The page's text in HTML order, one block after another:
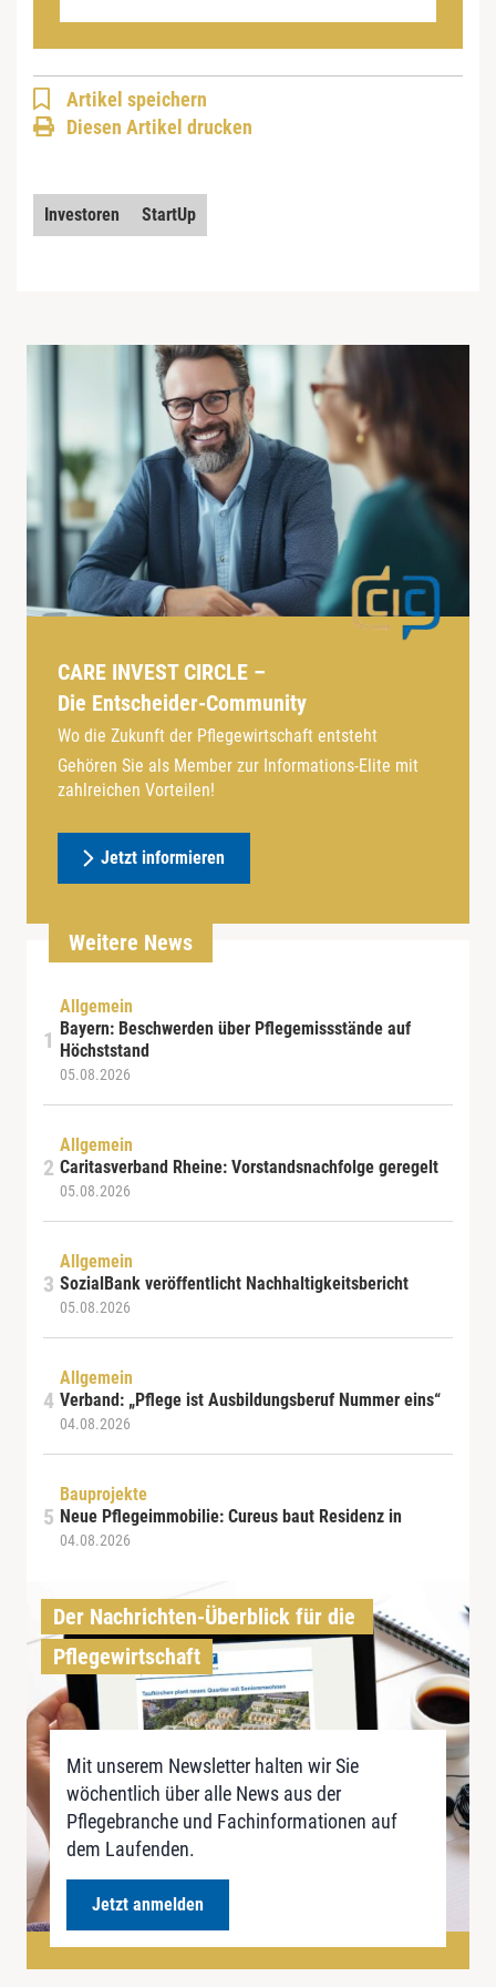
Artikel speichern
Diesen Artikel drucken
Investoren StartUp
CARE INVEST CIRCLE –
Die Entscheider-Community
Wo die Zukunft der Pflegewirtschaft entsteht
Gehören Sie als Member zur Informations-Elite mit
zahlreichen Vorteilen!
Jetzt informieren
Weitere News
Allgemein
Bayern: Beschwerden über Pflegemissstände auf
Höchststand
05.08.2026
Allgemein
Caritasverband Rheine: Vorstandsnachfolge geregelt
05.08.2026
Allgemein
SozialBank veröffentlicht Nachhaltigkeitsbericht
05.08.2026
Allgemein
Verband: „Pflege ist Ausbildungsberuf Nummer eins“
04.08.2026
Bauprojekte
Neue Pflegeimmobilie: Cureus baut Residenz in
04.08.2026
Der Nachrichten-Überblick für die
Pflegewirtschaft
Mit unserem Newsletter halten wir Sie
wöchentlich über alle News aus der
Pflegebranche und Fachinformationen auf
dem Laufenden.
Jetzt anmelden